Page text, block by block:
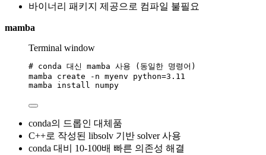
바이너리 패키지 제공으로 컴파일 불필요
mamba
Terminal window
# conda 대신 mamba 사용 (동일한 명령어)
mamba
create -n myenv python=3.11
mamba
install numpy
conda의 드롭인 대체품
C++로 작성된 libsolv 기반 solver 사용
conda 대비 10-100배 빠른 의존성 해결